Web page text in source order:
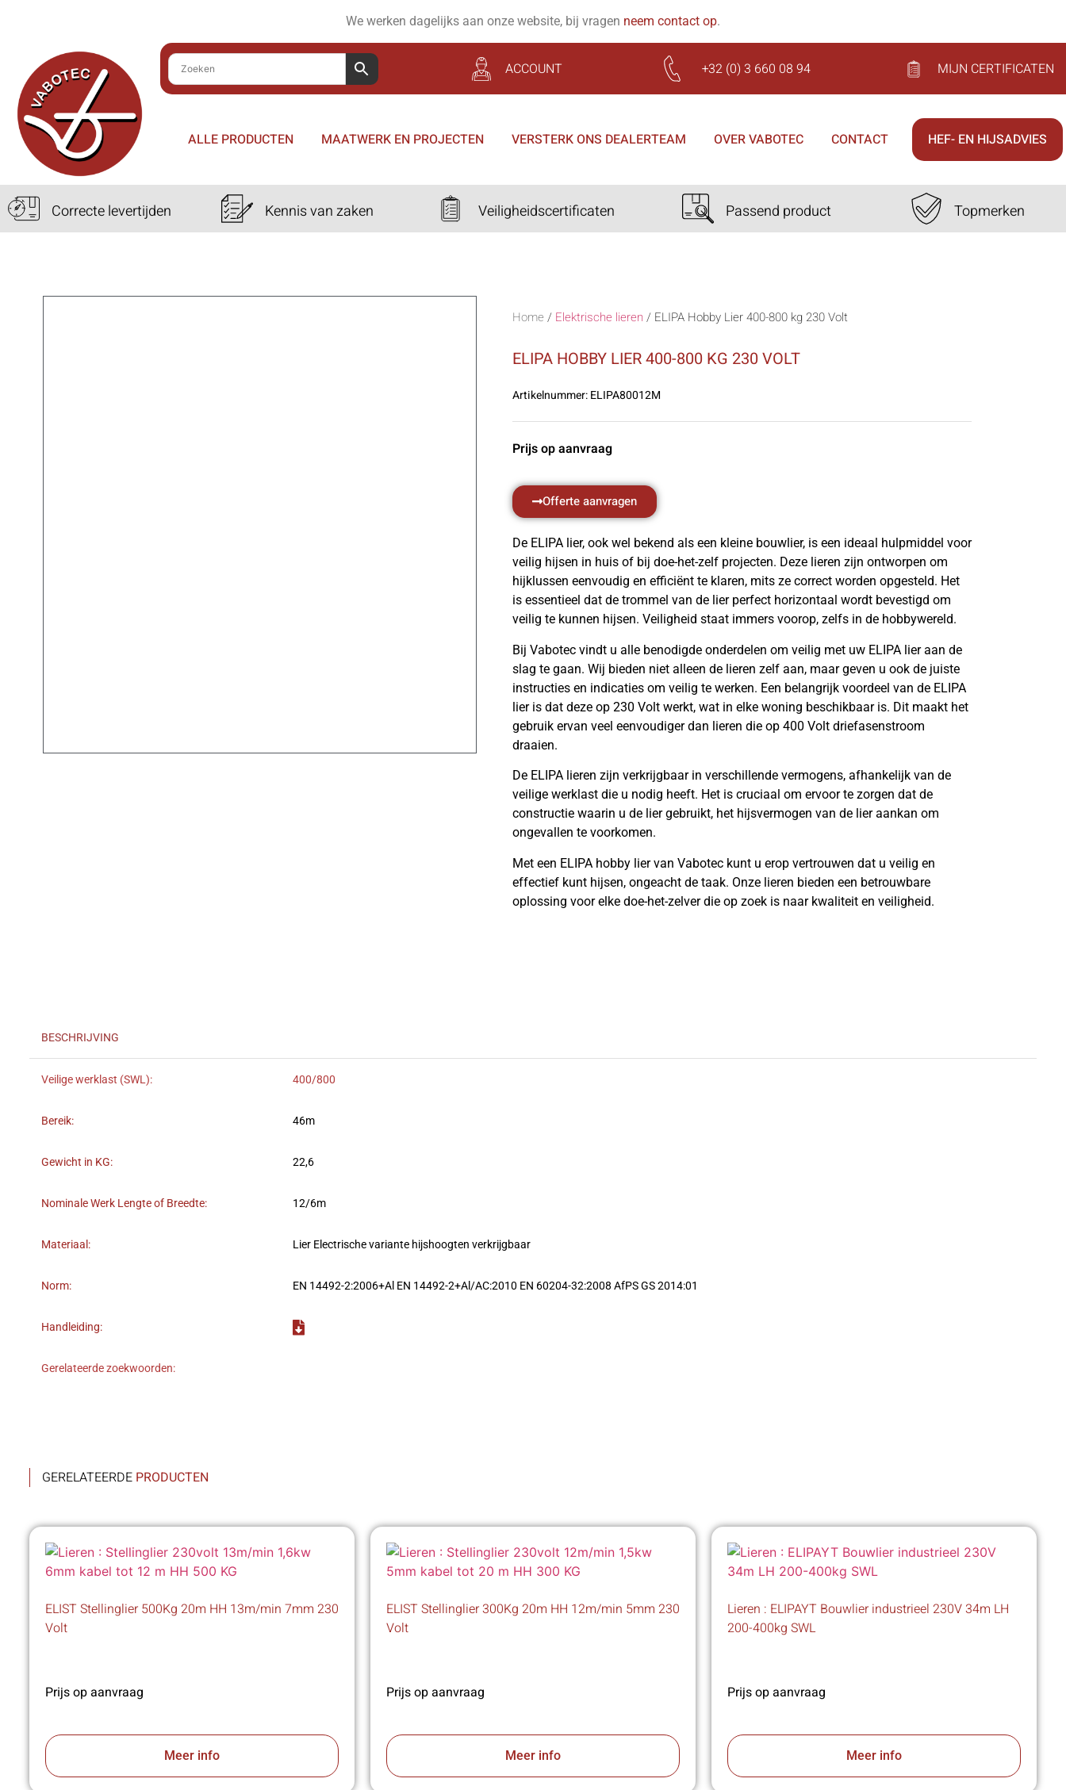
We werken dagelijks aan onze website, bij vragen neem contact op.
ACCOUNT +32 (0) 3 660 08 94 MIJN CERTIFICATEN
ALLE PRODUCTEN MAATWERK EN PROJECTEN VERSTERK ONS DEALERTEAM OVER VABOTEC CONTACT HEF- EN HIJSADVIES
Correcte levertijden Kennis van zaken Veiligheidscertificaten Passend product Topmerken
Home / Elektrische lieren / ELIPA Hobby Lier 400-800 kg 230 Volt
ELIPA HOBBY LIER 400-800 KG 230 VOLT
Artikelnummer:ELIPA80012M
Prijs op aanvraag
Offerte aanvragen
De ELIPA lier, ook wel bekend als een kleine bouwlier, is een ideaal hulpmiddel voor
veilig hijsen in huis of bij doe-het-zelf projecten. Deze lieren zijn ontworpen om
hijklussen eenvoudig en efficiënt te klaren, mits ze correct worden opgesteld. Het
is essentieel dat de trommel van de lier perfect horizontaal wordt bevestigd om
veilig te kunnen hijsen. Veiligheid staat immers voorop, zelfs in de hobbywereld.
Bij Vabotec vindt u alle benodigde onderdelen om veilig met uw ELIPA lier aan de
slag te gaan. Wij bieden niet alleen de lieren zelf aan, maar geven u ook de juiste
instructies en indicaties om veilig te werken. Een belangrijk voordeel van de ELIPA
lier is dat deze op 230 Volt werkt, wat in elke woning beschikbaar is. Dit maakt het
gebruik ervan veel eenvoudiger dan lieren die op 400 Volt driefasenstroom
draaien.
De ELIPA lieren zijn verkrijgbaar in verschillende vermogens, afhankelijk van de
veilige werklast die u nodig heeft. Het is cruciaal om ervoor te zorgen dat de
constructie waarin u de lier gebruikt, het hijsvermogen van de lier aankan om
ongevallen te voorkomen.
Met een ELIPA hobby lier van Vabotec kunt u erop vertrouwen dat u veilig en
effectief kunt hijsen, ongeacht de taak. Onze lieren bieden een betrouwbare
oplossing voor elke doe-het-zelver die op zoek is naar kwaliteit en veiligheid.
BESCHRIJVING
Veilige werklast (SWL): 400/800
Bereik: 46m
Gewicht in KG: 22,6
Nominale Werk Lengte of Breedte: 12/6m
Materiaal: Lier Electrische variante hijshoogten verkrijgbaar
Norm: EN 14492-2:2006+Al EN 14492-2+Al/AC:2010 EN 60204-32:2008 AfPS GS 2014:01
Handleiding:
Gerelateerde zoekwoorden:
GERELATEERDE PRODUCTEN
ELIST Stellinglier 500Kg 20m HH 13m/min 7mm 230
Volt
Prijs op aanvraag
Meer info
ELIST Stellinglier 300Kg 20m HH 12m/min 5mm 230
Volt
Prijs op aanvraag
Meer info
Lieren : ELIPAYT Bouwlier industrieel 230V 34m LH
200-400kg SWL
Prijs op aanvraag
Meer info